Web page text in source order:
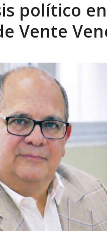
costo del
político
Vente